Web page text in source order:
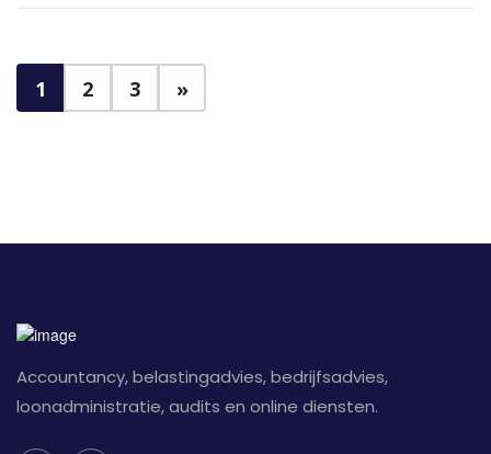
1 2 3 »
Accountancy, belastingadvies, bedrijfsadvies,
loonadministratie, audits en online diensten.